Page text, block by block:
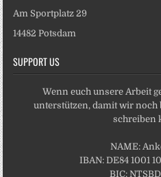
Am Sportplatz 29
14482 Potsdam
SUPPORT US
Wenn euch unsere Arbeit
unterstützen, damit wir noch
schreiben
NAME:
IBAN: DE84 1001
BIC: